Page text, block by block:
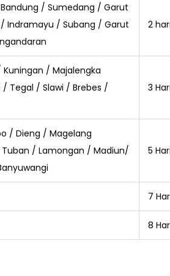
/ Sumedang / Garut
Indramayu / Subang / Garut
2 hari
/ Majalengka
/ Tegal / Slawi / Brebes /
3 Hari
/ Dieng / Magelang
/ Lamongan / Madiun/
5 Hari
7
8